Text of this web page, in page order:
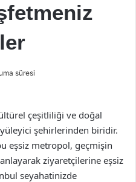
süresi
çeşitliliği ve doğal
şehirlerinden biridir.
eşsiz metropol, geçmişin
ziyaretçilerine eşsiz
seyahatinizde